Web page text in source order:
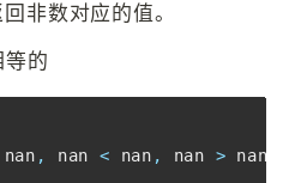
非数对应的值。
的
nan , nan < nan , nan > nan